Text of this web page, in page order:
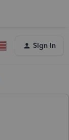
Sign In